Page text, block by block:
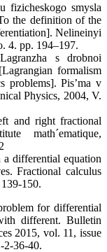
fizicheskogo smysla
the definition of the
Nelineinyi
4. pp. 194–197.
s drobnoi
formalism
problems]. Pis’ma v
Physics, 2004, V.
and right fractional
math´ematique,
differential equation
Fractional calculus
150.
for differential
different. Bulletin
2015, vol. 11, issue
2-36-40.